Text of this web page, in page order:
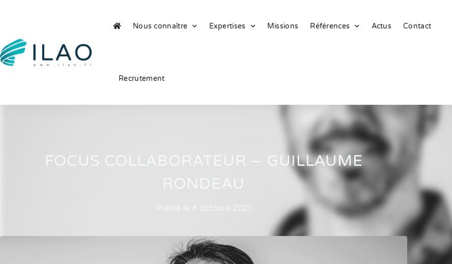
Nous connaître Expertises Missions Références Actus Contact
Recrutement
FOCUS COLLABORATEUR – GUILLAUME
RONDEAU
Publié le 6 octobre 2021